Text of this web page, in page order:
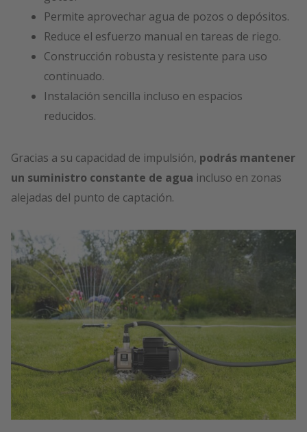
Permite aprovechar agua de pozos o depósitos.
Reduce el esfuerzo manual en tareas de riego.
Construcción robusta y resistente para uso
continuado.
Instalación sencilla incluso en espacios
reducidos.
Gracias a su capacidad de impulsión, podrás mantener
un suministro constante de agua incluso en zonas
alejadas del punto de captación.